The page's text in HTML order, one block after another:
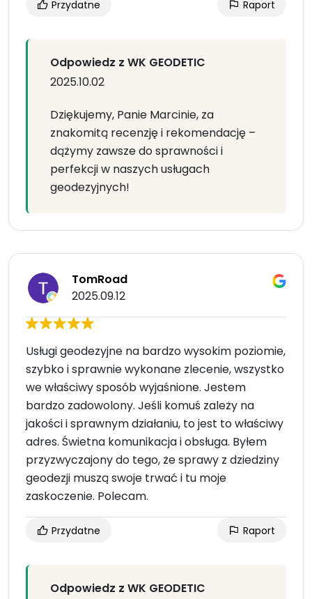
Przydatne Raport
Odpowiedz z WK GEODETIC
2025.10.02
Dziękujemy, Panie Marcinie, za
znakomitą recenzję i rekomendację –
dążymy zawsze do sprawności i
perfekcji w naszych usługach
geodezyjnych!
TomRoad
2025.09.12
Usługi geodezyjne na bardzo wysokim poziomie,
szybko i sprawnie wykonane zlecenie, wszystko
we właściwy sposób wyjaśnione. Jestem
bardzo zadowolony. Jeśli komuś zależy na
jakości i sprawnym działaniu, to jest to właściwy
adres. Świetna komunikacja i obsługa. Byłem
przyzwyczajony do tego, że sprawy z dziedziny
geodezji muszą swoje trwać i tu moje
zaskoczenie. Polecam.
Przydatne Raport
Odpowiedz z WK GEODETIC